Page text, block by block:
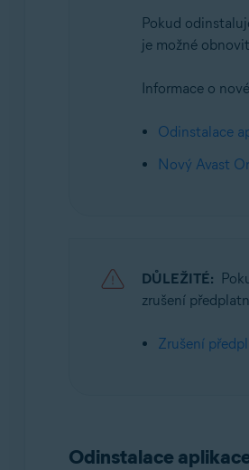
Pokud
je možné
Informace o
Odinstalace
Nový Avast
DŮLEŽITÉ:
zrušení
Zrušení
Odinstalace